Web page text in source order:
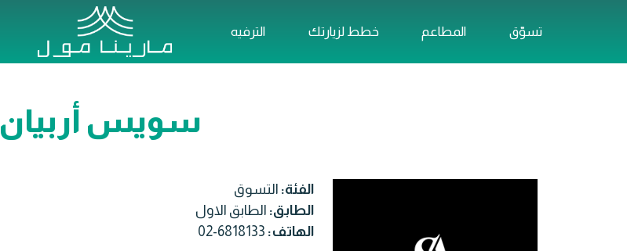
تسوّق المطاعم خطط لزيارتك الترفيه
سويس أربيان
الفئة: التسوق
الطابق: الطابق الاول
الهاتف: 02-6818133